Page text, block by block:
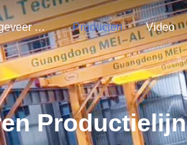
Ongeveer Ons Producten Video
Productielijn